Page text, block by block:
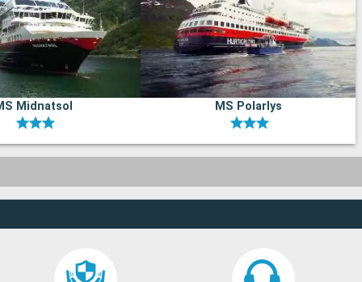
Midnatsol MS Polarlys